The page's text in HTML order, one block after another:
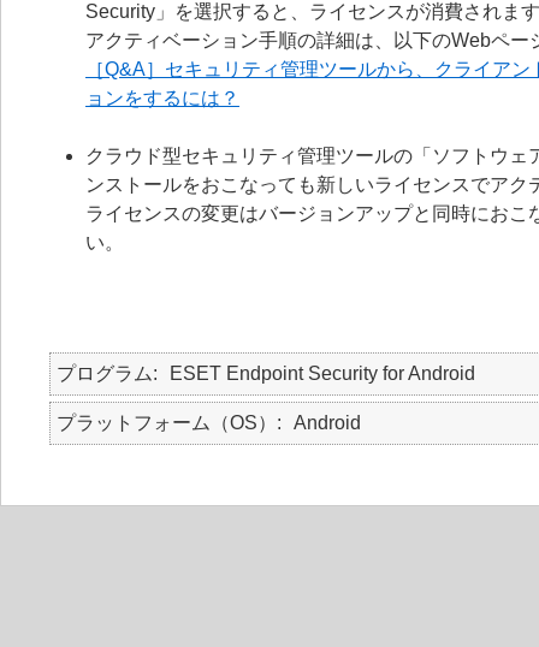
Security」を選択すると、ライセンスが消費されま
アクティベーション手順の詳細は、以下のWebペー
［Q&A］セキュリティ管理ツールから、クライア
ョンをするには？
クラウド型セキュリティ管理ツールの「ソフトウ
ンストールをおこなっても新しいライセンスでアク
ライセンスの変更はバージョンアップと同時にお
い。
プログラム ESET Endpoint Security for Android
プラットフォーム（OS） Android